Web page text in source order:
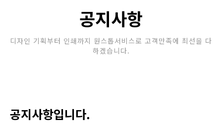
공지사항
디자인 기획부터 인쇄까지 원스톱서비스로 고객만족에 최선을 다
하겠습니다.
공지사항입니다.